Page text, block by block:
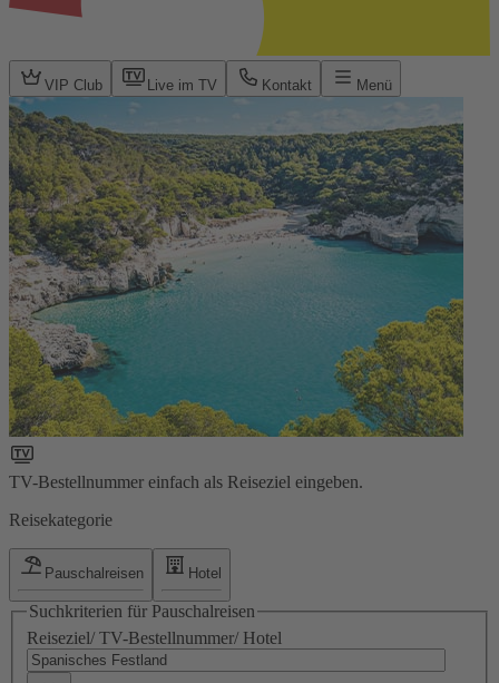
VIP Club Live im TV Kontakt Menü
TV-Bestellnummer einfach als Reiseziel eingeben.
Reisekategorie
Pauschalreisen Hotel
Suchkriterien für Pauschalreisen
Reiseziel/ TV-Bestellnummer/ Hotel